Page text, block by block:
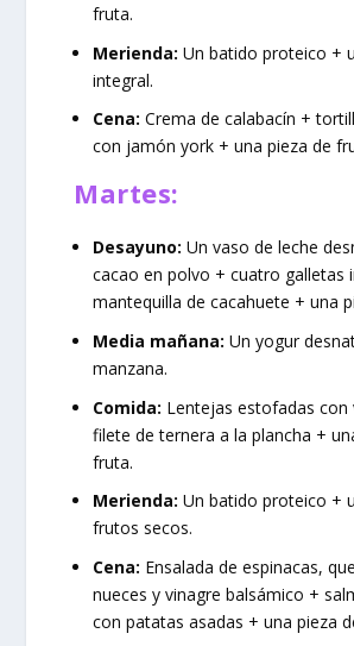
fruta.
Merienda: Un batido proteico +
integral.
Cena: Crema de calabacín +
con jamón york + una pieza de
Martes:
Desayuno: Un vaso de leche
cacao en polvo + cuatro galletas
mantequilla de cacahuete + una
Media mañana: Un yogur
manzana.
Comida: Lentejas estofadas con
filete de ternera a la plancha +
fruta.
Merienda: Un batido proteico +
frutos secos.
Cena: Ensalada de espinacas,
nueces y vinagre balsámico +
con patatas asadas + una pieza